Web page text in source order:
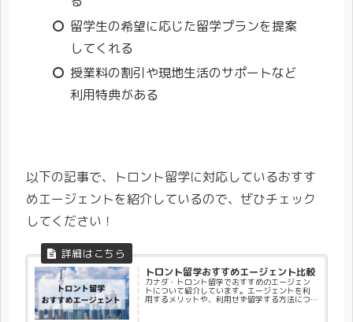
留学生の希望に応じた留学プランを提案
してくれる
授業料の割引や現地生活のサポートなど
利用特典がある
以下の記事で、トロント留学に対応しているおすす
めエージェントを紹介しているので、ぜひチェック
してください！
トロント留学おすすめエージェント比較
カナダ・トロント留学でおすすめのエージェン
トについて紹介しています。エージェントを利
用するメリットや、利用せず留学する方法につ